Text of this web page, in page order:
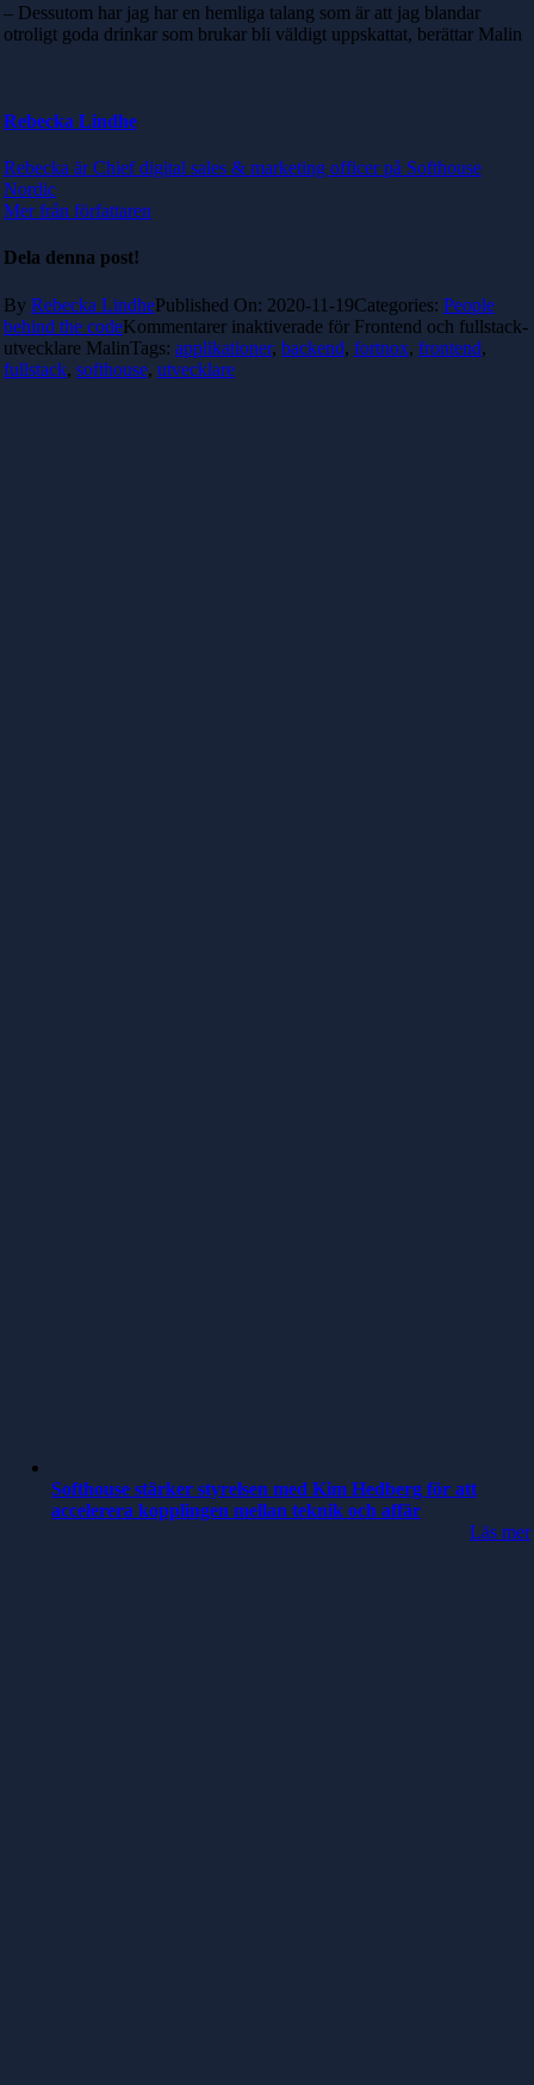
– Dessutom har jag har en hemliga talang som är att jag blandar
otroligt goda drinkar som brukar bli väldigt uppskattat, berättar Malin
Rebecka Lindhe
Rebecka är Chief digital sales & marketing officer på Softhouse
Nordic
Mer från författaren
Dela denna post!
By Rebecka LindhePublished On: 2020-11-19Categories: People
behind the codeKommentarer inaktiverade för Frontend och fullstack-
utvecklare MalinTags: applikationer, backend, fortnox, frontend,
fullstack, softhouse, utvecklare
Softhouse stärker styrelsen med Kim Hedberg för att
accelerera kopplingen mellan teknik och affär
Läs mer